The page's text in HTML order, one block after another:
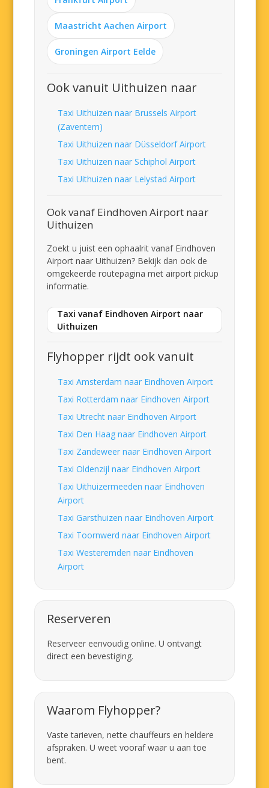
Maastricht Aachen Airport
Groningen Airport Eelde
Ook vanuit Uithuizen naar
Taxi Uithuizen naar Brussels Airport
(Zaventem)
Taxi Uithuizen naar Düsseldorf Airport
Taxi Uithuizen naar Schiphol Airport
Taxi Uithuizen naar Lelystad Airport
Ook vanaf Eindhoven Airport naar
Uithuizen
Zoekt u juist een ophaalrit vanaf Eindhoven
Airport naar Uithuizen? Bekijk dan ook de
omgekeerde routepagina met airport pickup
informatie.
Taxi vanaf Eindhoven Airport naar
Uithuizen
Flyhopper rijdt ook vanuit
Taxi Amsterdam naar Eindhoven Airport
Taxi Rotterdam naar Eindhoven Airport
Taxi Utrecht naar Eindhoven Airport
Taxi Den Haag naar Eindhoven Airport
Taxi Zandeweer naar Eindhoven Airport
Taxi Oldenzijl naar Eindhoven Airport
Taxi Uithuizermeeden naar Eindhoven
Airport
Taxi Garsthuizen naar Eindhoven Airport
Taxi Toornwerd naar Eindhoven Airport
Taxi Westeremden naar Eindhoven
Airport
Reserveren
Reserveer eenvoudig online. U ontvangt
direct een bevestiging.
Waarom Flyhopper?
Vaste tarieven, nette chauffeurs en heldere
afspraken. U weet vooraf waar u aan toe
bent.